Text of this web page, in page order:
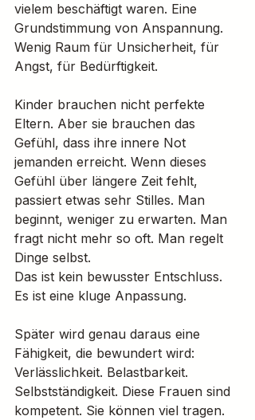
vielem beschäftigt waren. Eine
Grundstimmung von Anspannung.
Wenig Raum für Unsicherheit, für
Angst, für Bedürftigkeit.
Kinder brauchen nicht perfekte
Eltern. Aber sie brauchen das
Gefühl, dass ihre innere Not
jemanden erreicht. Wenn dieses
Gefühl über längere Zeit fehlt,
passiert etwas sehr Stilles. Man
beginnt, weniger zu erwarten. Man
fragt nicht mehr so oft. Man regelt
Dinge selbst.
Das ist kein bewusster Entschluss.
Es ist eine kluge Anpassung.
Später wird genau daraus eine
Fähigkeit, die bewundert wird:
Verlässlichkeit. Belastbarkeit.
Selbstständigkeit. Diese Frauen sind
kompetent. Sie können viel tragen.